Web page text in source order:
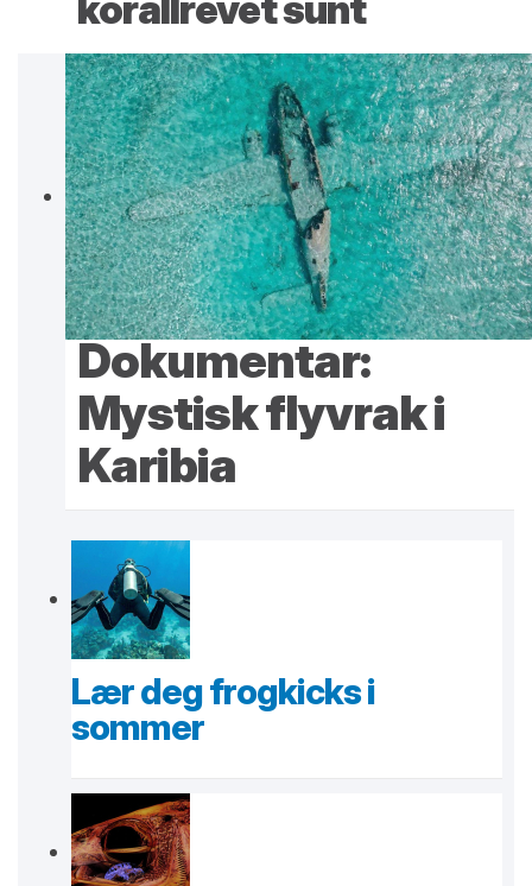
Dokumentar:
Mystisk flyvrak i
Karibia
Lær deg frogkicks i
sommer